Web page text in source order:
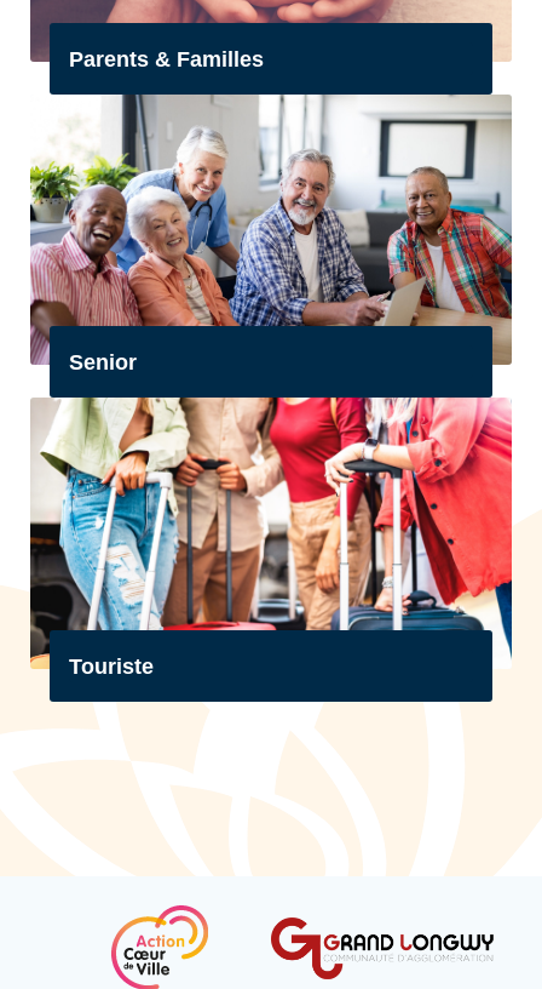
Parents & Familles
Senior
Touriste